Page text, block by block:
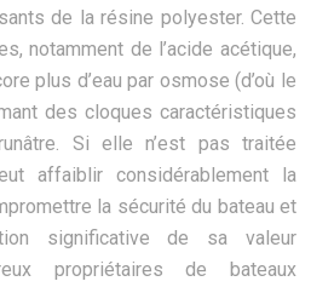
de la résine polyester. Cette
notamment de l’acide acétique,
plus d’eau par osmose (d’où le
des cloques caractéristiques
Si elle n’est pas traitée
affaiblir considérablement la
la sécurité du bateau et
significative de sa valeur
propriétaires de bateaux